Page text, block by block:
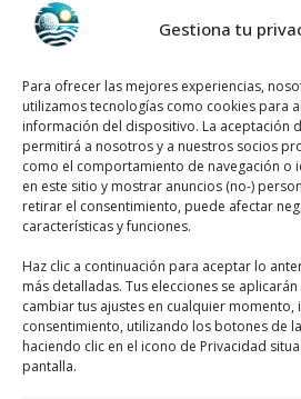
Gestiona tu
Para ofrecer las mejores experiencias,
utilizamos tecnologías como cookies para
información del dispositivo. La aceptación
permitirá a nosotros y a nuestros socios
como el comportamiento de navegación o
en este sitio y mostrar anuncios (no-)
retirar el consentimiento, puede afectar
características y funciones.
Haz clic a continuación para aceptar lo
más detalladas. Tus elecciones se
cambiar tus ajustes en cualquier momento,
consentimiento, utilizando los botones de
haciendo clic en el icono de Privacidad
pantalla.
Haz clic para aceptar
habilitar este
Horario de servicio